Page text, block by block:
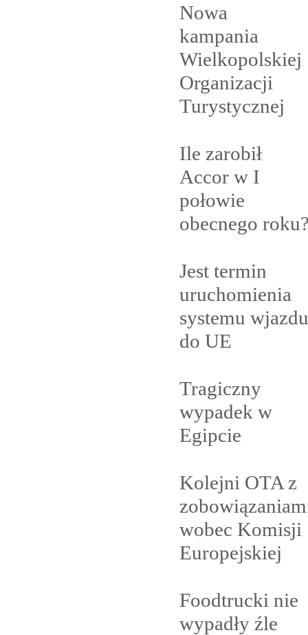
Nowa
kampania
Wielkopolskiej
Organizacji
Turystycznej
Ile zarobił
Accor w I
połowie
obecnego
Jest termin
uruchomienia
systemu wjazdu
do UE
Tragiczny
wypadek w
Egipcie
Kolejni OTA z
wobec Komisji
Europejskiej
Foodtrucki nie
wypadły źle